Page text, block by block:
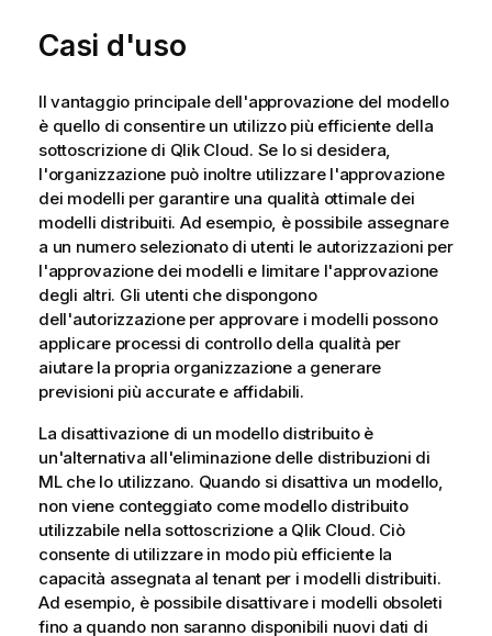
Casi d'uso
Il vantaggio principale dell'approvazione del modello
è quello di consentire un utilizzo più efficiente della
sottoscrizione di Qlik Cloud. Se lo si desidera,
l'organizzazione può inoltre utilizzare l'approvazione
dei modelli per garantire una qualità ottimale dei
modelli distribuiti. Ad esempio, è possibile assegnare
a un numero selezionato di utenti le autorizzazioni per
l'approvazione dei modelli e limitare l'approvazione
degli altri. Gli utenti che dispongono
dell'autorizzazione per approvare i modelli possono
applicare processi di controllo della qualità per
aiutare la propria organizzazione a generare
previsioni più accurate e affidabili.
La disattivazione di un modello distribuito è
un'alternativa all'eliminazione delle distribuzioni di
ML che lo utilizzano. Quando si disattiva un modello,
non viene conteggiato come modello distribuito
utilizzabile nella sottoscrizione a Qlik Cloud. Ciò
consente di utilizzare in modo più efficiente la
capacità assegnata al tenant per i modelli distribuiti.
Ad esempio, è possibile disattivare i modelli obsoleti
fino a quando non saranno disponibili nuovi dati di